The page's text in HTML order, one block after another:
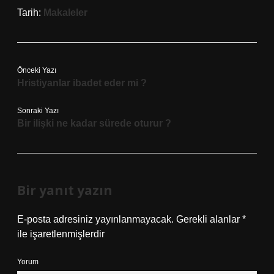
Tarih: Makaleler
Önceki Yazı
Hristiyanlar ibadet eder mi ?
Sonraki Yazı
Bir ilişki ne kadar sürede oturur ?
Bir yanıt yazın
E-posta adresiniz yayınlanmayacak. Gerekli alanlar *
ile işaretlenmişlerdir
Yorum